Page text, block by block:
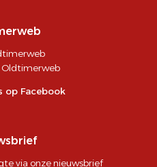
op Facebook
via onze nieuwsbrief